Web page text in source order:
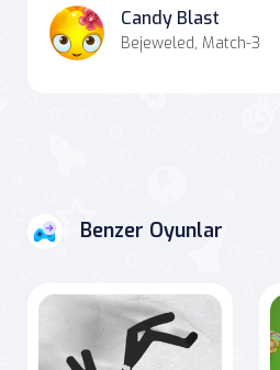
Candy Blast
Bejeweled, Match-3
Benzer Oyunlar